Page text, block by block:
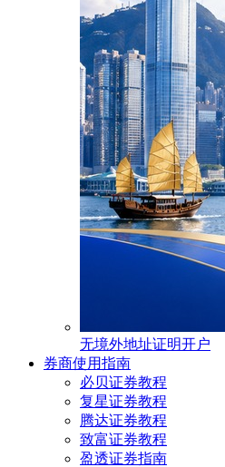
无境外地址证明开户
券商使用指南
必贝证券教程
复星证券教程
腾达证券教程
致富证券教程
盈透证券指南